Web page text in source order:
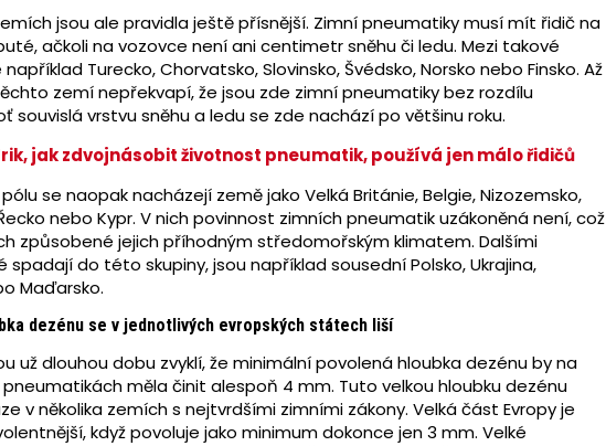
jsou ale pravidla ještě přísnější. Zimní pneumatiky musí mít řidič na
ačkoli na vozovce není ani centimetr sněhu či ledu. Mezi takové
Turecko, Chorvatsko, Slovinsko, Švédsko, Norsko nebo Finsko. Až
zemí nepřekvapí, že jsou zde zimní pneumatiky bez rozdílu
souvislá vrstvu sněhu a ledu se zde nachází po většinu roku.
jak zdvojnásobit životnost pneumatik, používá jen málo řidičů
se naopak nacházejí země jako Velká Británie, Belgie, Nizozemsko,
nebo Kypr. V nich povinnost zimních pneumatik uzákoněná není, což
způsobené jejich příhodným středomořským klimatem. Dalšími
spadají do této skupiny, jsou například sousední Polsko, Ukrajina,
Maďarsko.
dezénu se v jednotlivých evropských státech liší
už dlouhou dobu zvyklí, že minimální povolená hloubka dezénu by na
měla činit alespoň 4 mm. Tuto velkou hloubku dezénu
v několika zemích s nejtvrdšími zimními zákony. Velká část Evropy je
když povoluje jako minimum dokonce jen 3 mm. Velké